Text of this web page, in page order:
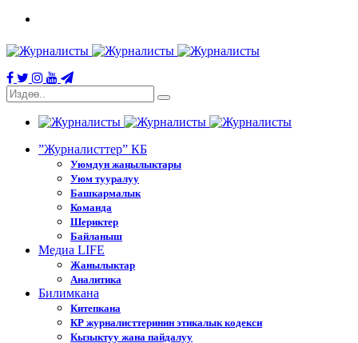
”Журналисттер” КБ
Уюмдун жаңылыктары
Уюм тууралуу
Башкармалык
Команда
Шериктер
Байланыш
Медиа LIFE
Жанылыктар
Аналитика
Билимкана
Китепкана
КР журналисттеринин этикалык кодекси
Кызыктуу жана пайдалуу